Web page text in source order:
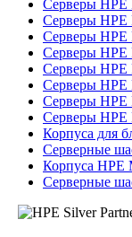
Серверы HPE
Серверы HPE
Серверы HPE
Серверы HPE
Серверы HPE
Серверы HPE
Серверы HPE
Серверы HPE
Корпуса для
Серверные
Корпуса HPE
Серверные